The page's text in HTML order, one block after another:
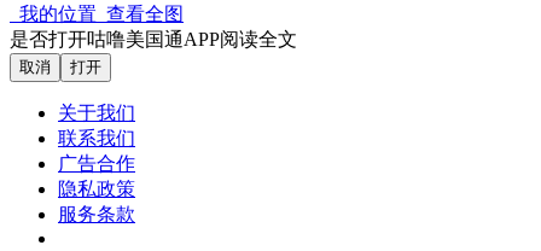
我的位置 查看全图
是否打开咕噜美国通APP阅读全文
取消 打开
关于我们
联系我们
广告合作
隐私政策
服务条款